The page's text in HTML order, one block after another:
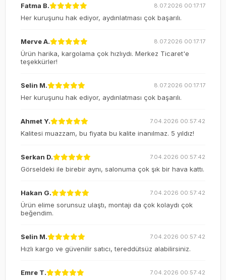
Fatma B. 8.07.2026 00:17:17
Her kuruşunu hak ediyor, aydınlatması çok başarılı.
Merve A. 8.07.2026 00:17:17
Ürün harika, kargolama çok hızlıydı. Merkez Ticaret'e
teşekkürler!
Selin M. 8.07.2026 00:17:17
Her kuruşunu hak ediyor, aydınlatması çok başarılı.
Ahmet Y. 7.04.2026 00:57:42
Kalitesi muazzam, bu fiyata bu kalite inanılmaz. 5 yıldız!
Serkan D. 7.04.2026 00:57:42
Görseldeki ile birebir aynı, salonuma çok şık bir hava kattı.
Hakan G. 7.04.2026 00:57:42
Ürün elime sorunsuz ulaştı, montajı da çok kolaydı çok
beğendim.
Selin M. 7.04.2026 00:57:42
Hızlı kargo ve güvenilir satıcı, tereddütsüz alabilirsiniz.
Emre T. 7.04.2026 00:57:42